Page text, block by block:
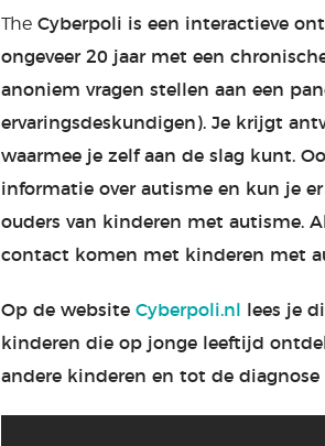
The Cyberpoli is een interactieve
ongeveer 20 jaar met een
anoniem vragen stellen aan een
ervaringsdeskundigen). Je krijgt
waarmee je zelf aan de slag kunt.
informatie over autisme en kun je
ouders van kinderen met autisme.
contact komen met kinderen met
Op de website Cyberpoli.nl
lees je
kinderen die op jonge leeftijd
andere kinderen en tot de diagnose